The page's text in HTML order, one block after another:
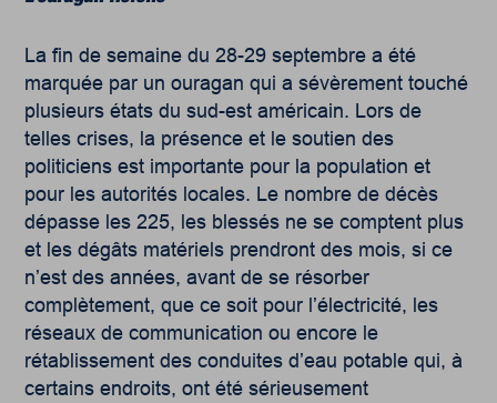
La fin de semaine du 28-29 septembre a été
marquée par un ouragan qui a sévèrement touché
plusieurs états du sud-est américain. Lors de
telles crises, la présence et le soutien des
politiciens est importante pour la population et
pour les autorités locales. Le nombre de décès
dépasse les 225, les blessés ne se comptent plus
et les dégâts matériels prendront des mois, si ce
n’est des années, avant de se résorber
complètement, que ce soit pour l’électricité, les
réseaux de communication ou encore le
rétablissement des conduites d’eau potable qui, à
certains endroits, ont été sérieusement